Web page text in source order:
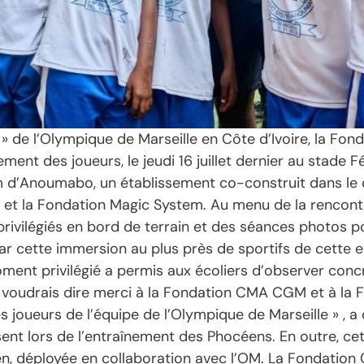
de l’Olympique de Marseille en Côte d’Ivoire, la
des joueurs, le jeudi 16 juillet dernier au stade
d’Anoumabo, un établissement co-construit dans
la Fondation Magic System. Au menu de la
en bord de terrain et des séances photos
cette immersion au plus près de sportifs de cette
privilégié a permis aux écoliers d’observer
voudrais dire merci à la Fondation CMA CGM et à
joueurs de l’équipe de l’Olympique de Marseille » ,
lors de l’entraînement des Phocéens. En outre,
déployée en collaboration avec l’OM. La